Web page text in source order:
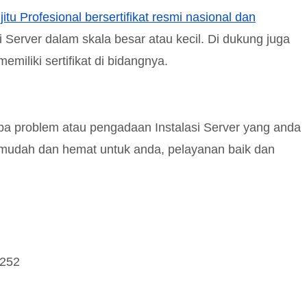
Profesional bersertifikat resmi nasional dan
dalam skala besar atau kecil. Di dukung juga
sertifikat di bidangnya.
problem atau pengadaan Instalasi Server yang anda
dan hemat untuk anda, pelayanan baik dan